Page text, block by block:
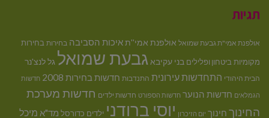
תגיות
אולפנת אמי"ת גבעת שמואל אולפנת אמי''תאיכות הסביבה בחירות בחירות
מקומיותביטחון ופלילים בני עקיבא גבעת שמואל גל לנצ'נר
הבית היהודי התחדשות עירונית התנדבות חדשות בחירות 2008 חדשות
הגמלאים חדשות הנוער חדשות הספורט חדשות ילדים חדשות מערכת
החינוך חינוך יום הזיכרון יוסי ברודני ילדים כדורסל מד"א מיכל